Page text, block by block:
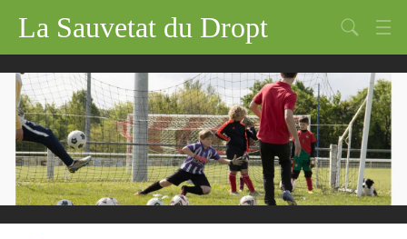
La Sauvetat du Dropt
Accueil
Mairie
Le village
Annuaire Pro
Écoles
Chercher